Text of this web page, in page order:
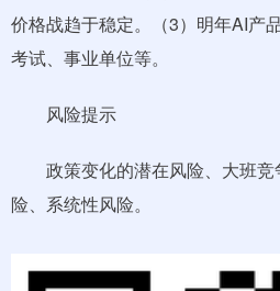
价格战趋于稳定。（3）明年AI产
考试、事业单位等。
风险提示
政策变化的潜在风险、大班竞
险、系统性风险。